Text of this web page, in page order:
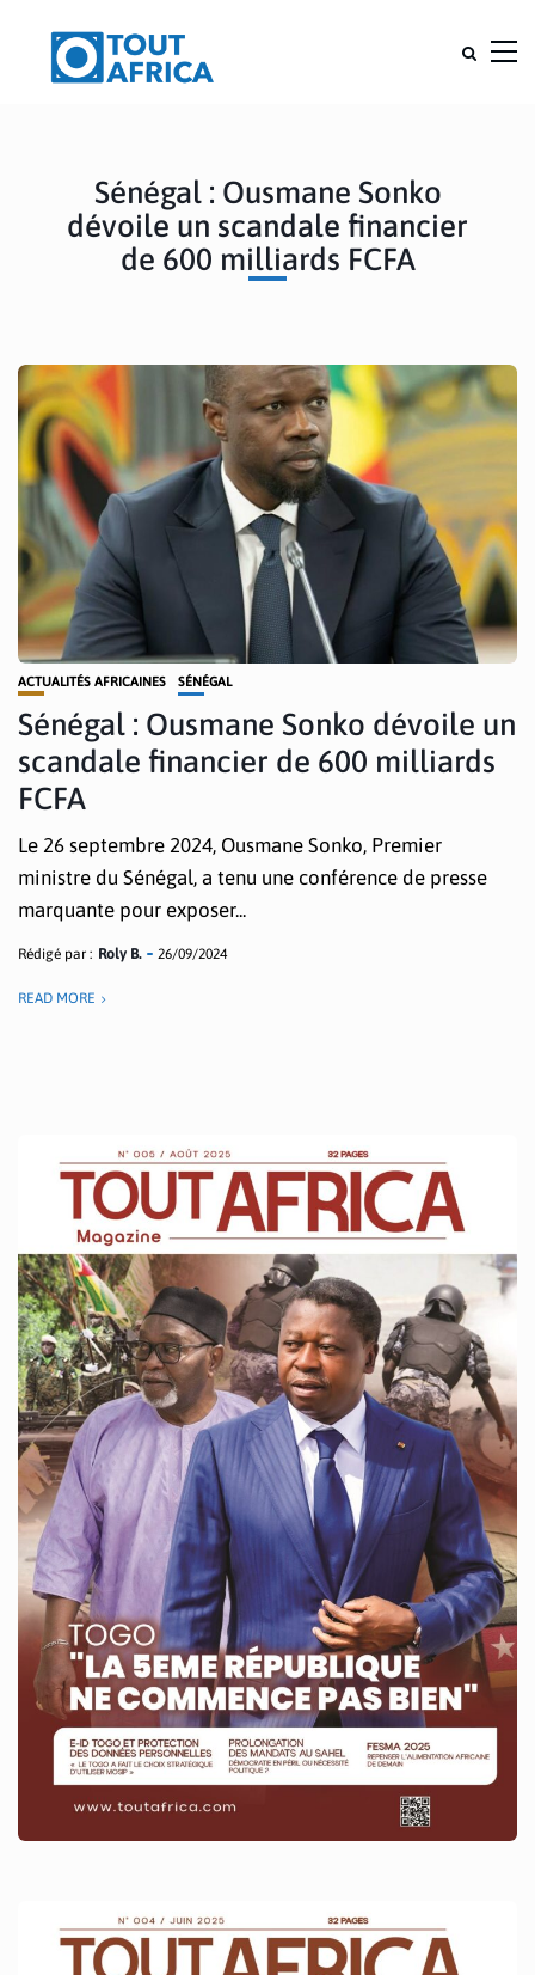
Sénégal : Ousmane Sonko
dévoile un scandale financier
de 600 milliards FCFA
ACTUALITÉS AFRICAINES SÉNÉGAL
Sénégal : Ousmane Sonko dévoile un
scandale financier de 600 milliards
FCFA
Le 26 septembre 2024, Ousmane Sonko, Premier
ministre du Sénégal, a tenu une conférence de presse
marquante pour exposer...
Rédigé par : Roly B. 26/09/2024
READ MORE